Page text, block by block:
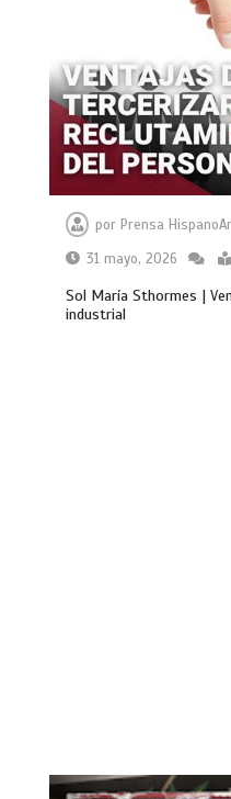
por Prensa
31 mayo, 2026
Sol María Sthormes |
industrial